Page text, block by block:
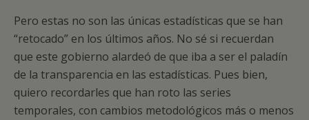
Pero estas no son las únicas estadísticas que se han
“retocado” en los últimos años. No sé si recuerdan
que este gobierno alardeó de que iba a ser el paladín
de la transparencia en las estadísticas. Pues bien,
quiero recordarles que han roto las series
temporales, con cambios metodológicos más o menos